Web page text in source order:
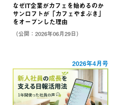
なぜIT企業がカフェを始めるのか
サンロフトが「カフェやまぶき」
をオープンした理由
（公開：2026年06月29日）
2026年4月号